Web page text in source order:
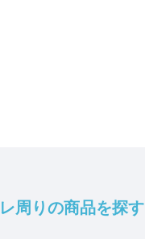
周りの商品を探す